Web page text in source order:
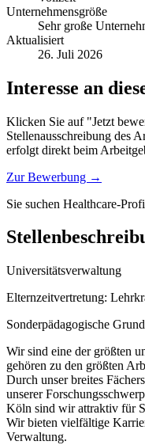
Unternehmensgröße
Sehr große
Aktualisiert
26. Juli 2026
Interesse an
Klicken Sie auf "Jetzt
Stellenausschreibung des
erfolgt direkt beim
Zur Bewerbung →
Sie suchen Healthcare-
Universitätsverwaltung
Elternzeitvertretung:
Sonderpädagogische
Wir sind eine der größten
gehören zu den größten
Durch unser breites
unserer
Köln sind wir attraktiv für
Wir bieten vielfältige
Verwaltung.